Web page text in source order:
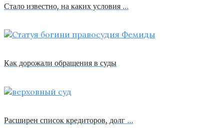
Стало известно, на каких условия …
Как дорожали обращения в суды
Расширен список кредиторов, долг …